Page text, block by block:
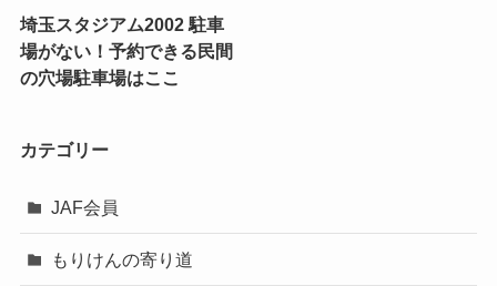
埼玉スタジアム2002 駐車
場がない！予約できる民間
の穴場駐車場はここ
カテゴリー
JAF会員
もりけんの寄り道